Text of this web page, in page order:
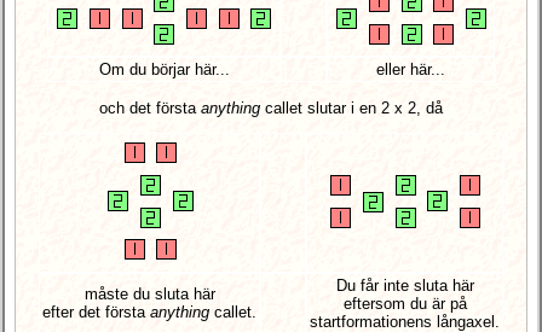
Om du börjar här... eller här...
och det första anything callet slutar i en 2 x 2, då
måste du sluta här
efter det första anything callet.
Du får inte sluta här
eftersom du är på
startformationens långaxel.